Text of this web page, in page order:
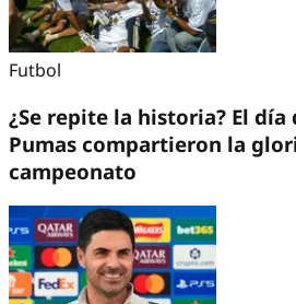
Futbol
¿Se repite la historia? El día
Pumas compartieron la
campeonato